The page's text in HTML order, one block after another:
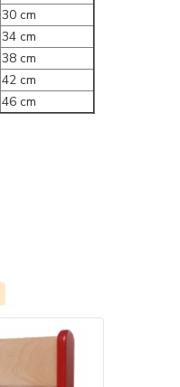
30 cm
34 cm
38 cm
42 cm
46 cm